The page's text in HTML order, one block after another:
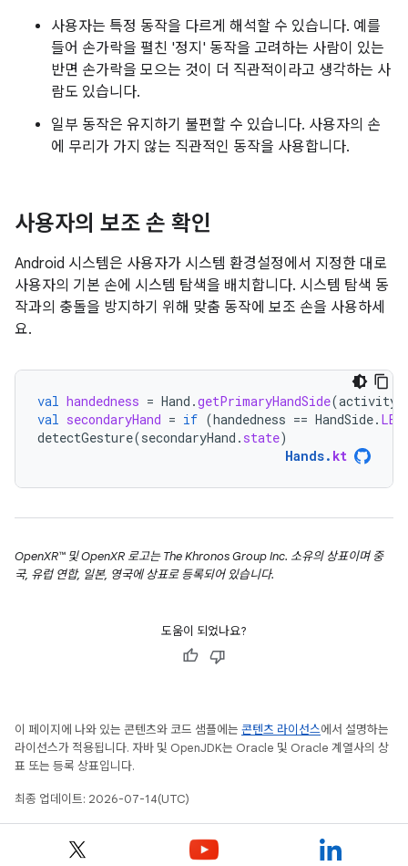
사용자는 특정 동작을 다르게 해석할 수 있습니다. 예를
들어 손가락을 펼친 '정지' 동작을 고려하는 사람이 있는
반면 손가락을 모으는 것이 더 직관적이라고 생각하는 사
람도 있습니다.
일부 동작은 유지하기 불편할 수 있습니다. 사용자의 손
에 무리가 가지 않는 직관적인 동작을 사용합니다.
사용자의 보조 손 확인
Android 시스템은 사용자가 시스템 환경설정에서 지정한 대로
사용자의 기본 손에 시스템 탐색을 배치합니다. 시스템 탐색 동
작과의 충돌을 방지하기 위해 맞춤 동작에 보조 손을 사용하세
요.
val handedness = Hand .getPrimaryHandSide(activity
val secondaryHand = if (handedness == HandSide.
detectGesture(secondaryHand . state)
Hands. kt
OpenXR™ 및 OpenXR 로고는 The Khronos Group Inc. 소유의 상표이며 중
국, 유럽 연합, 일본, 영국에 상표로 등록되어 있습니다.
도움이 되었나요?
이 페이지에 나와 있는 콘텐츠와 코드 샘플에는 콘텐츠 라이선스에서 설명하는
라이선스가 적용됩니다. 자바 및 OpenJDK는 Oracle 및 Oracle 계열사의 상
표 또는 등록 상표입니다.
최종 업데이트: 2026-07-14(UTC)